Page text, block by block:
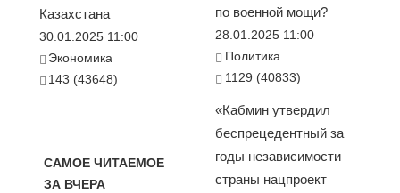
Казахстана
30.01.2025 11:00
Экономика
143 (43648)
САМОЕ ЧИТАЕМОЕ
ЗА ВЧЕРА
по военной мощи?
28.01.2025 11:00
Политика
1129 (40833)
«Кабмин утвердил
беспрецедентный за
годы независимости
страны нацпроект